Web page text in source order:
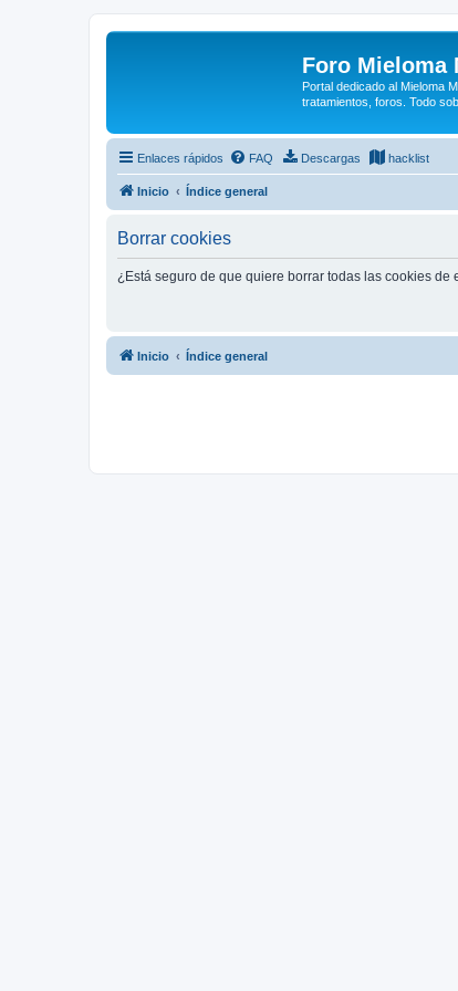
Foro Mieloma
Portal dedicado al Mieloma
tratamientos, foros. Todo
Enlaces rápidos FAQ Descargas hacklist
Inicio Índice general
Borrar cookies
¿Está seguro de que quiere borrar todas las cookies de
Inicio Índice general